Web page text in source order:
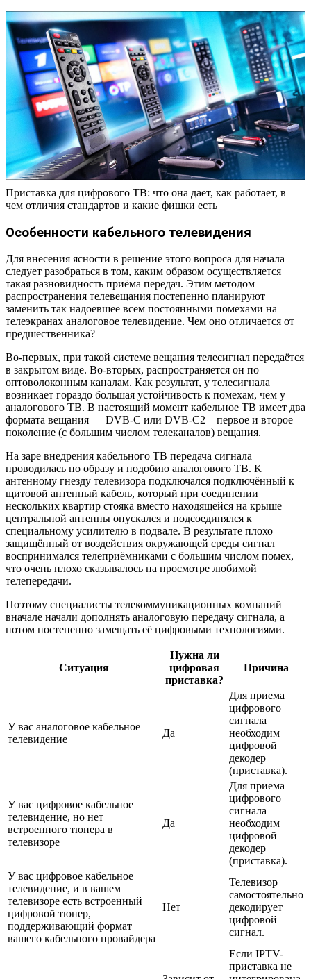
Приставка для цифрового ТВ: что она дает, как работает, в
чем отличия стандартов и какие фишки есть
Особенности кабельного телевидения
Для внесения ясности в решение этого вопроса для начала
следует разобраться в том, каким образом осуществляется
такая разновидность приёма передач. Этим методом
распространения телевещания постепенно планируют
заменить так надоевшее всем постоянными помехами на
телеэкранах аналоговое телевидение. Чем оно отличается от
предшественника?
Во-первых, при такой системе вещания телесигнал передаётся
в закрытом виде. Во-вторых, распространяется он по
оптоволоконным каналам. Как результат, у телесигнала
возникает гораздо большая устойчивость к помехам, чем у
аналогового ТВ. В настоящий момент кабельное ТВ имеет два
формата вещания — DVB-С или DVB-С2 – первое и второе
поколение (с большим числом телеканалов) вещания.
На заре внедрения кабельного ТВ передача сигнала
проводилась по образу и подобию аналогового ТВ. К
антенному гнезду телевизора подключался подключённый к
щитовой антенный кабель, который при соединении
нескольких квартир стояка вместо находящейся на крыше
центральной антенны опускался и подсоединялся к
специальному усилителю в подвале. В результате плохо
защищённый от воздействия окружающей среды сигнал
воспринимался телеприёмниками с большим числом помех,
что очень плохо сказывалось на просмотре любимой
телепередачи.
Поэтому специалисты телекоммуникационных компаний
вначале начали дополнять аналоговую передачу сигнала, а
потом постепенно замещать её цифровыми технологиями.
Ситуация
Нужна ли
цифровая
приставка?
Причина
У вас аналоговое кабельное
телевидение
Да
Для приема
цифрового
сигнала
необходим
цифровой
декодер
(приставка).
У вас цифровое кабельное
телевидение, но нет
встроенного тюнера в
телевизоре
Да
Для приема
цифрового
сигнала
необходим
цифровой
декодер
(приставка).
У вас цифровое кабельное
телевидение, и в вашем
телевизоре есть встроенный
цифровой тюнер,
поддерживающий формат
вашего кабельного провайдера
Нет
Телевизор
самостоятельно
декодирует
цифровой
сигнал.
Если IPTV-
приставка не